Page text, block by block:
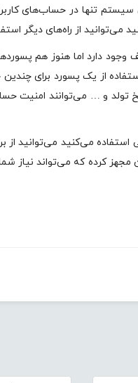
سیستم تنها در حساب‌های
از راه‌های دیگر
دارد اما هنوز هم
از یک پسورد برای
تولد و … می‌توانند امنیت
می‌کنید می‌توانید
کرده که می‌تواند نیاز